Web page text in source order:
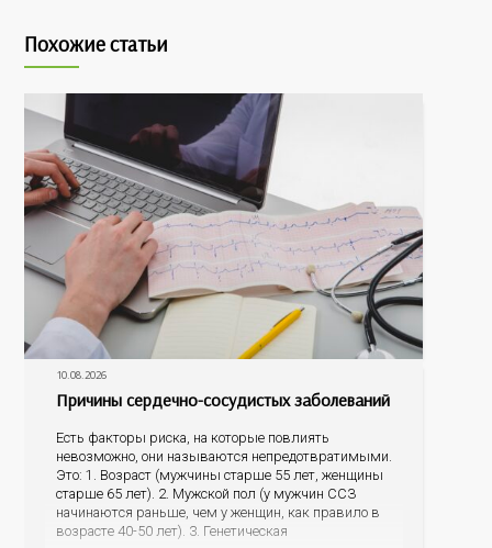
Похожие статьи
10.08.2026
Причины сердечно-сосудистых заболеваний
Есть факторы риска, на которые повлиять
невозможно, они называются непредотвратимыми.
Это: 1. Возраст (мужчины старше 55 лет, женщины
старше 65 лет). 2. Мужской пол (у мужчин ССЗ
начинаются раньше, чем у женщин, как правило в
возрасте 40-50 лет). 3. Генетическая